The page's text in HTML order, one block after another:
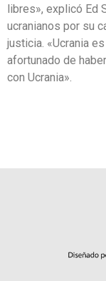
libres», explicó Ed
ucranianos por su
justicia. «Ucrania
afortunado de
con Ucrania».